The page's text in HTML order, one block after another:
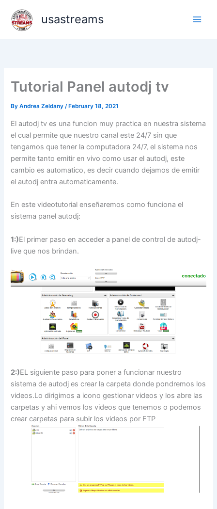
content
usastreams
Tutorial Panel autodj tv
ByAndrea Zeldany/ February 18, 2021
El autodj tv es una funcion muy practica en nuestra sistema
el cual permite que nuestro canal este 24/7 sin que
tengamos que tener la computadora 24/7, el sistema nos
permite tanto emitir en vivo como usar el autodj, este
cambio es automatico, es decir cuando dejamos de emitir
el autodj entra automaticamente.
En este videotutorial enseñaremos como funciona el
sistema panel autodj:
1:)El primer paso en acceder a panel de control de autodj-
live que nos brindan.
2:)EL siguiente paso para poner a funcionar nuestro
sistema de autodj es crear la carpeta donde pondremos los
videos.Lo dirigimos a icono gestionar videos y los abre las
carpetas y ahi vemos los videos que tenemos o podemos
crear carpetas para subir los videos por FTP